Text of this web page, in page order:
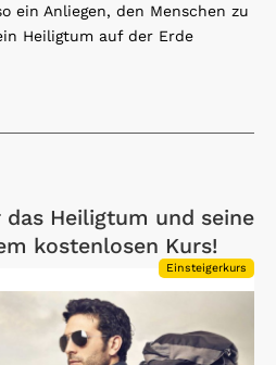
ein Anliegen, den Menschen zu
Heiligtum auf der Erde
Heiligtum und seine
kostenlosen Kurs!
Einsteigerkurs